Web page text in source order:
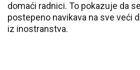
domaći radnici. To pokazuje da
postepeno navikava na sve veći
iz inostranstva.